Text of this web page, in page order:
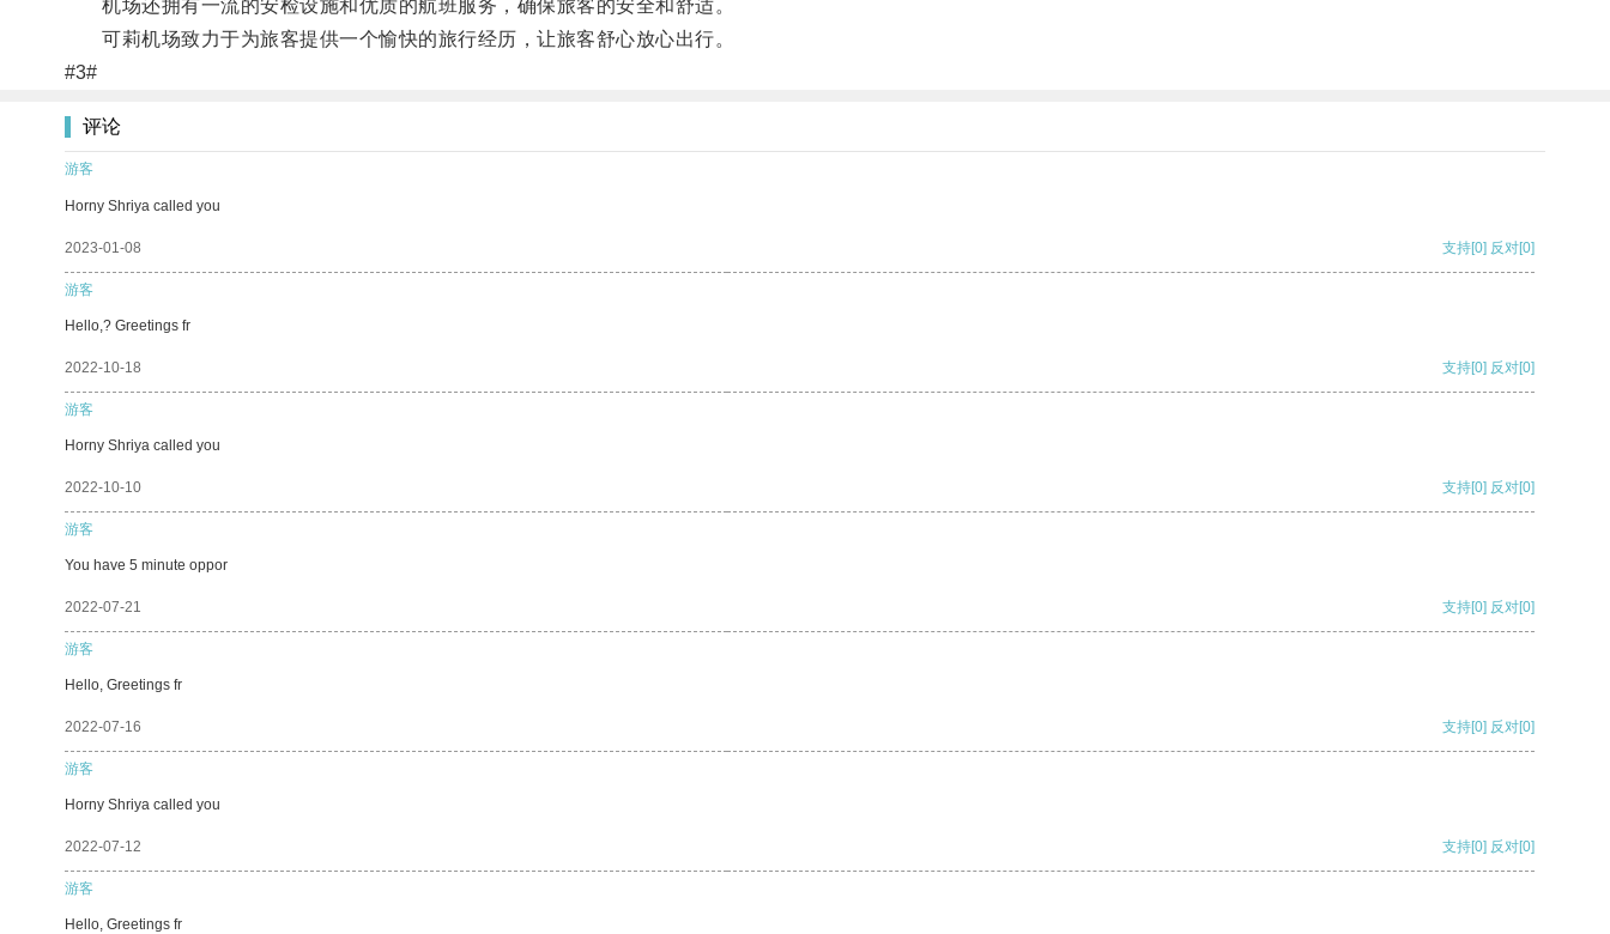
机场还拥有一流的安检设施和优质的航班服务，确保旅客的安全和舒适。
可莉机场致力于为旅客提供一个愉快的旅行经历，让旅客舒心放心出行。
#3#
评论
游客
Horny Shriya called you
2023-01-08 支持[0] 反对[0]
游客
Hello,? Greetings fr
2022-10-18 支持[0] 反对[0]
游客
Horny Shriya called you
2022-10-10 支持[0] 反对[0]
游客
You have 5 minute oppor
2022-07-21 支持[0] 反对[0]
游客
Hello, Greetings fr
2022-07-16 支持[0] 反对[0]
游客
Horny Shriya called you
2022-07-12 支持[0] 反对[0]
游客
Hello, Greetings fr